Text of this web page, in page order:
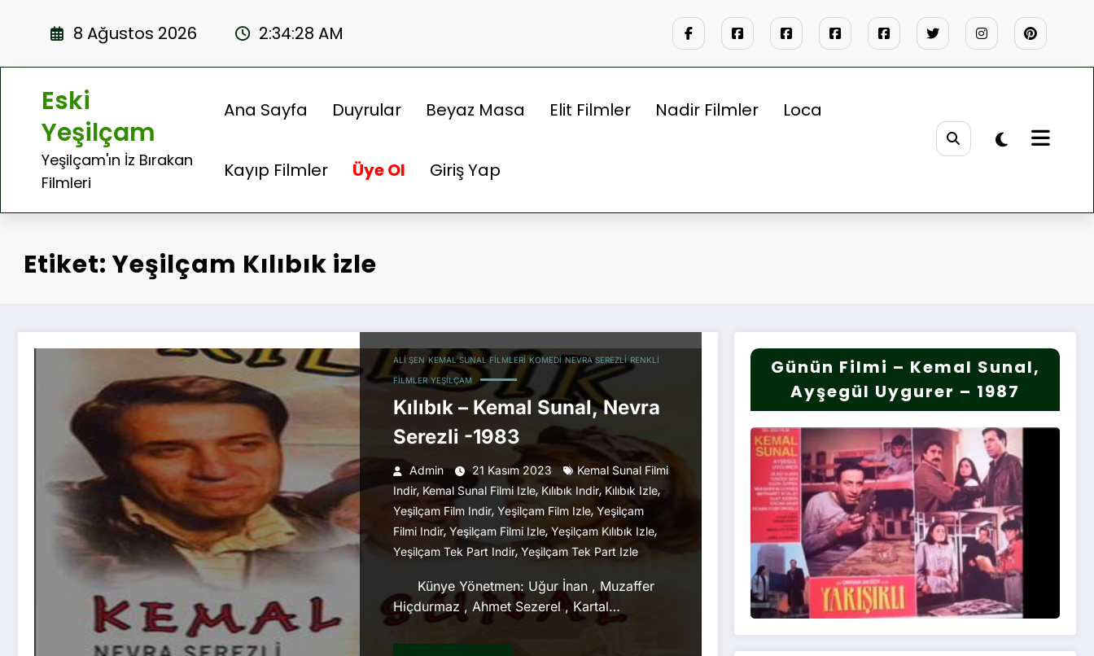
8 Ağustos 2026 2:34:29 AM
Eski
Yeşilçam
Yeşilçam'ın İz Bırakan
Filmleri
Ana Sayfa Duyrular Beyaz Masa Elit Filmler Nadir Filmler Loca
Kayıp Filmler Üye Ol Giriş Yap
Etiket: Yeşilçam Kılıbık izle
ALI ŞEN KEMAL SUNAL FILMLERI KOMEDI NEVRA SEREZLI RENKLI
FILMLER YEŞILÇAM
Kılıbık – Kemal Sunal, Nevra
Serezli -1983
Admin 21 Kasım 2023
Kemal Sunal Filmi
Indir, Kemal Sunal Filmi Izle, Kılıbık Indir, Kılıbık Izle,
Yeşilçam Film Indir, Yeşilçam Film Izle, Yeşilçam
Filmi Indir, Yeşilçam Filmi Izle, Yeşilçam Kılıbık Izle,
Yeşilçam Tek Part Indir, Yeşilçam Tek Part Izle
Künye Yönetmen: Uğur İnan , Muzaffer
Hiçdurmaz , Ahmet Sezerel , Kartal…
Günün Filmi – Kemal Sunal,
Ayşegül Uygurer – 1987